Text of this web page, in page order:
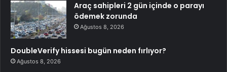
Araç sahipleri 2 gün içinde o parayı
ödemek zorunda
Ağustos 8, 2026
DoubleVerify hissesi bugün neden fırlıyor?
Ağustos 8, 2026